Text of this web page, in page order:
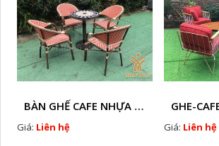
BÀN GHẾ CAFE NHỰA GIẢ MÂY HTT - L112
Giá: Liên hệ Giá: Liên hệ